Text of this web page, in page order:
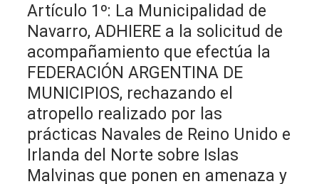
Artículo 1º: La Municipalidad de
Navarro, ADHIERE a la solicitud de
acompañamiento que efectúa la
FEDERACIÓN ARGENTINA DE
MUNICIPIOS, rechazando el
atropello realizado por las
prácticas Navales de Reino Unido e
Irlanda del Norte sobre Islas
Malvinas que ponen en amenaza y